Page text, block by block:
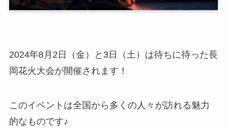
2024年8月2日（金）と3日（土）は待ちに待った長
岡花火大会が開催されます！
このイベントは全国から多くの人々が訪れる魅力
的なものです♪